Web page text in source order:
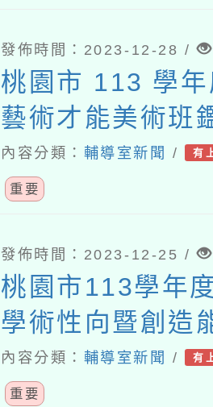
發佈時間：2023-12-28 /
桃園市 113 學
藝術才能美術班
章
內容分類： 輔導室新聞 / 有
重要
發佈時間：2023-12-25 /
桃園市113學年
學術性向暨創造
異學生鑑定簡章
內容分類： 輔導室新聞 / 有
重要